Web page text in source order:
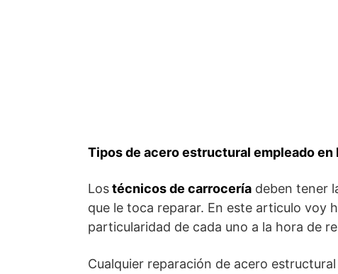
Tipos de acero estructural empleado en
Lostécnicos de carrocería deben tener
que le toca reparar. En este articulo voy
particularidad de cada uno a la hora de
Cualquier reparación de acero